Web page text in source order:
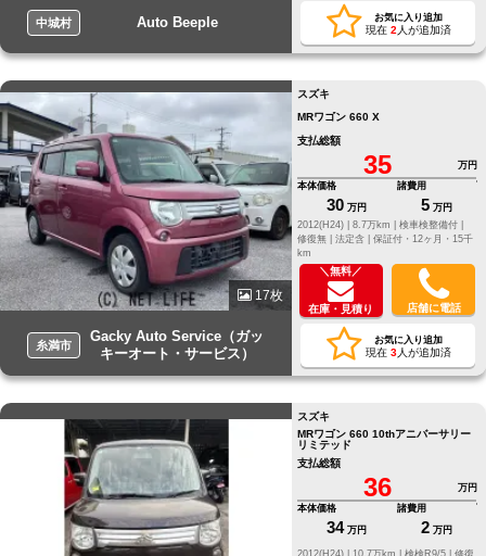
中城村 Auto Beeple お気に入り追加
現在 2 人が追加済
17枚
糸満市
Gacky Auto Service（ガッ
キーオート・サービス）
スズキ
MRワゴン 660 X
支払総額
35
万円
本体価格
30 万円
諸費用
5 万円
2012(H24) |
8.7万km |
検車検整備付 |
修復無 | 法定含 | 保証付・12ヶ月・15千
km
＼無料／
在庫・見積り 店舗に電話
お気に入り追加
現在 3人が追加済
スズキ
MRワゴン 660 10thアニバーサリー
リミテッド
支払総額
36
万円
本体価格
34 万円
諸費用
2 万円
修復